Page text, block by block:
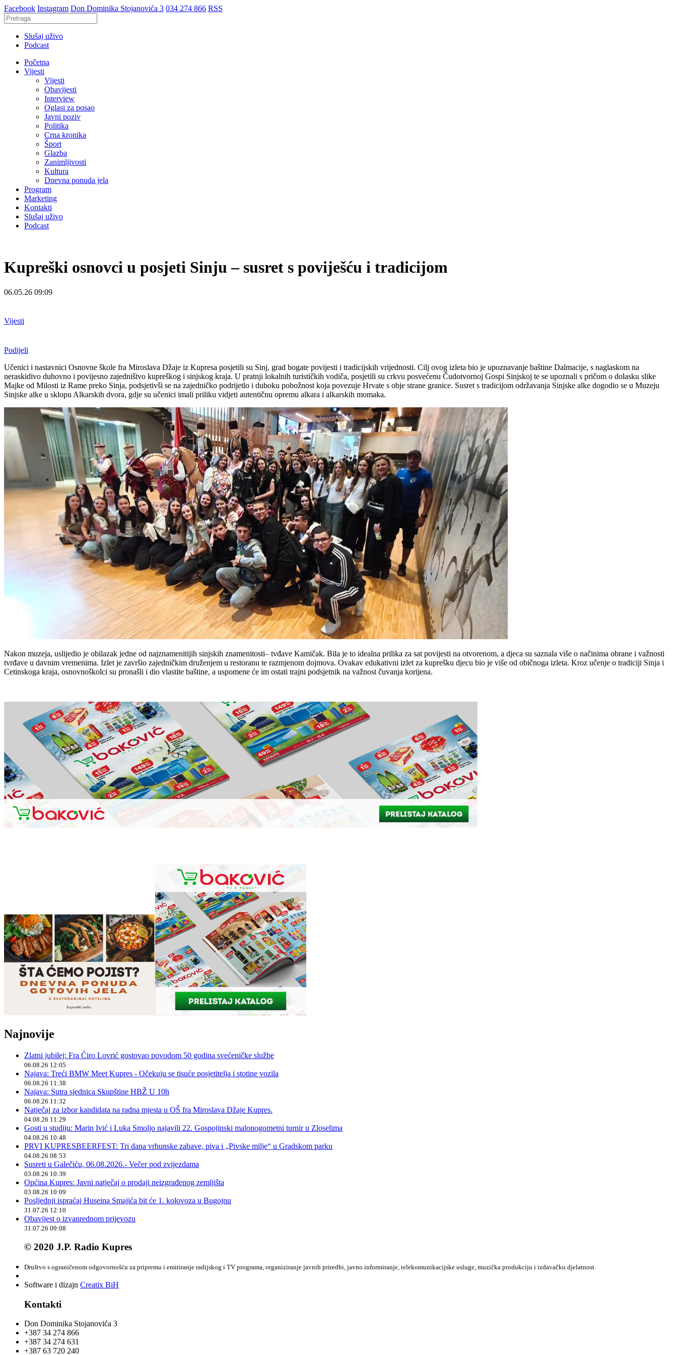
Facebook Instagram Don Dominika Stojanovića 3 034 274 866 RSS
Slušaj uživo
Podcast
Početna
Vijesti
Vijesti
Obavijesti
Interview
Oglasi za posao
Javni poziv
Politika
Crna kronika
Šport
Glazba
Zanimljivosti
Kultura
Dnevna ponuda jela
Program
Marketing
Kontakti
Slušaj uživo
Podcast
Kupreški osnovci u posjeti Sinju – susret s poviješću i tradicijom
06.05.26 09:09
Vijesti
Podijeli
Učenici i nastavnici Osnovne škole fra Miroslava Džaje iz Kupresa posjetili su Sinj, grad bogate povijesti i tradicijskih vrijednosti. Cilj ovog izleta bio je upoznavanje baštine Dalmacije, s naglaskom na
neraskidivo duhovno i povijesno zajedništvo kupreškog i sinjskog kraja. U pratnji lokalnih turističkih vodiča, posjetili su crkvu posvećenu Čudotvornoj Gospi Sinjskoj te se upoznali s pričom o dolasku slike
Majke od Milosti iz Rame preko Sinja, podsjetivši se na zajedničko podrijetlo i duboku pobožnost koja povezuje Hrvate s obje strane granice. Susret s tradicijom održavanja Sinjske alke dogodio se u Muzeju
Sinjske alke u sklopu Alkarskih dvora, gdje su učenici imali priliku vidjeti autentičnu opremu alkara i alkarskih momaka.
Nakon muzeja, uslijedio je obilazak jedne od najznamenitijih sinjskih znamenitosti– tvđave Kamičak. Bila je to idealna prilika za sat povijesti na otvorenom, a djeca su saznala više o načinima obrane i važnosti
tvrđave u davnim vremenima. Izlet je završio zajedničkim druženjem u restoranu te razmjenom dojmova. Ovakav edukativni izlet za kuprešku djecu bio je više od običnoga izleta. Kroz učenje o tradiciji Sinja i
Cetinskoga kraja, osnovnoškolci su pronašli i dio vlastite baštine, a uspomene će im ostati trajni podsjetnik na važnost čuvanja korijena.
Najnovije
Zlatni jubilej: Fra Ćiro Lovrić gostovao povodom 50 godina svećeničke službe
06.08.26 12:05
Najava: Treći BMW Meet Kupres - Očekuju se tisuće posjetitelja i stotine vozila
06.08.26 11:38
Najava: Sutra sjednica Skupštine HBŽ U 10h
06.08.26 11:32
Natječaj za izbor kandidata na radna mjesta u OŠ fra Miroslava Džaje Kupres.
04.08.26 11:29
Gosti u studiju: Marin Ivić i Luka Smoljo najavili 22. Gospojinski malonogometni turnir u Zloselima
04.08.26 10:48
PRVI KUPRESBEERFEST: Tri dana vrhunske zabave, piva i „Pivske milje“ u Gradskom parku
04.08.26 08:53
Susreti u Galečiću, 06.08.2026.- Večer pod zvijezdama
03.08.26 10:39
Općina Kupres: Javni natječaj o prodaji neizgrađenog zemljišta
03.08.26 10:09
Posljednji ispraćaj Huseina Smajića bit će 1. kolovoza u Bugojnu
31.07.26 12:10
Obavijest o izvanrednom prijevozu
31.07.26 09:08
© 2020 J.P. Radio Kupres
Društvo s ograničenom odgovornošću za pripremu i emitiranje radijskog i TV programa, organiziranje javnih priredbi, javno informiranje, telekomunikacijske usluge, muzička produkciju i izdavačku djelatnost.
Software i dizajn Creatix BiH
Kontakti
Don Dominika Stojanovića 3
+387 34 274 866
+387 34 274 631
+387 63 720 240